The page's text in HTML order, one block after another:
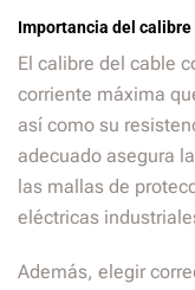
Importancia del calibre
El calibre del cable
corriente máxima
así como su
adecuado asegura
las mallas de
eléctricas
Además, elegir